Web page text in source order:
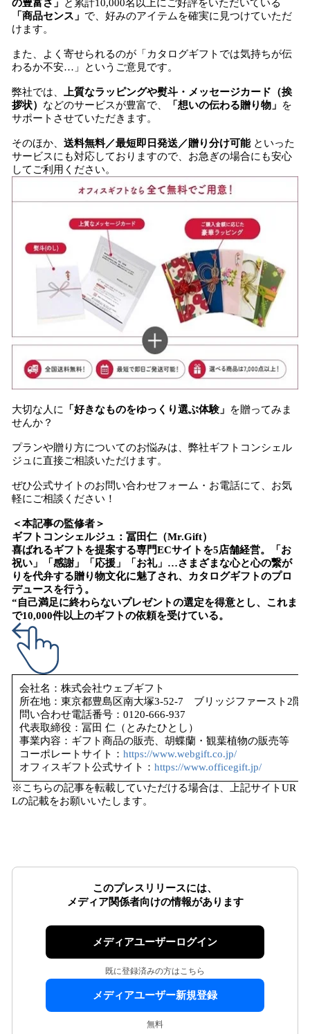
の豊富さ」
と累計10,000名以上にご好評をいただいている
「商品センス」 で、好みのアイテムを確実に見つけていただ
けます。
また、よく寄せられるのが「カタログギフトでは気持ちが伝
わるか不安…」というご意見です。
弊社では、
上質なラッピングや熨斗・メッセージカード（挨
拶状） などのサービスが豊富で、 「想いの伝わる贈り物」
を
サポートさせていただきます。
そのほか、 送料無料／最短即日発送／贈り分け可能 といった
サービスにも対応しておりますので、お急ぎの場合にも安心
してご利用ください。
大切な人に 「好きなものをゆっくり選ぶ体験」
を贈ってみま
せんか？
プランや贈り方についてのお悩みは、弊社ギフトコンシェル
ジュに直接ご相談いただけます。
ぜひ公式サイトのお問い合わせフォーム・お電話にて、お気
軽にご相談ください！
＜本記事の監修者＞
ギフトコンシェルジュ：冨田仁（Mr.Gift）
喜ばれるギフトを提案する専門ECサイトを5店舗経営。「お
祝い」「感謝」「応援」「お礼」…さまざまな心と心の繋が
りを代弁する贈り物文化に魅了され、カタログギフトのプロ
デュースを行う。
“自己満足に終わらないプレゼントの選定を得意とし、これま
で10,000件以上のギフトの依頼を受けている。
会社名：株式会社ウェブギフト
所在地：東京都豊島区南大塚3-52-7 ブリッジファースト2階
問い合わせ電話番号：0120-666-937
代表取締役：冨田 仁（とみたひとし）
事業内容：ギフト商品の販売、胡蝶蘭・観葉植物の販売等
コーポレートサイト： https://www.webgift.co.jp/
​オフィスギフト公式サイト： https://www.officegift.jp/
※こちらの記事を転載していただける場合は、上記サイトUR
Lの記載をお願いいたします。
このプレスリリースには、
メディア関係者向けの情報があります
メディアユーザーログイン
既に登録済みの方はこちら
メディアユーザー新規登録
無料